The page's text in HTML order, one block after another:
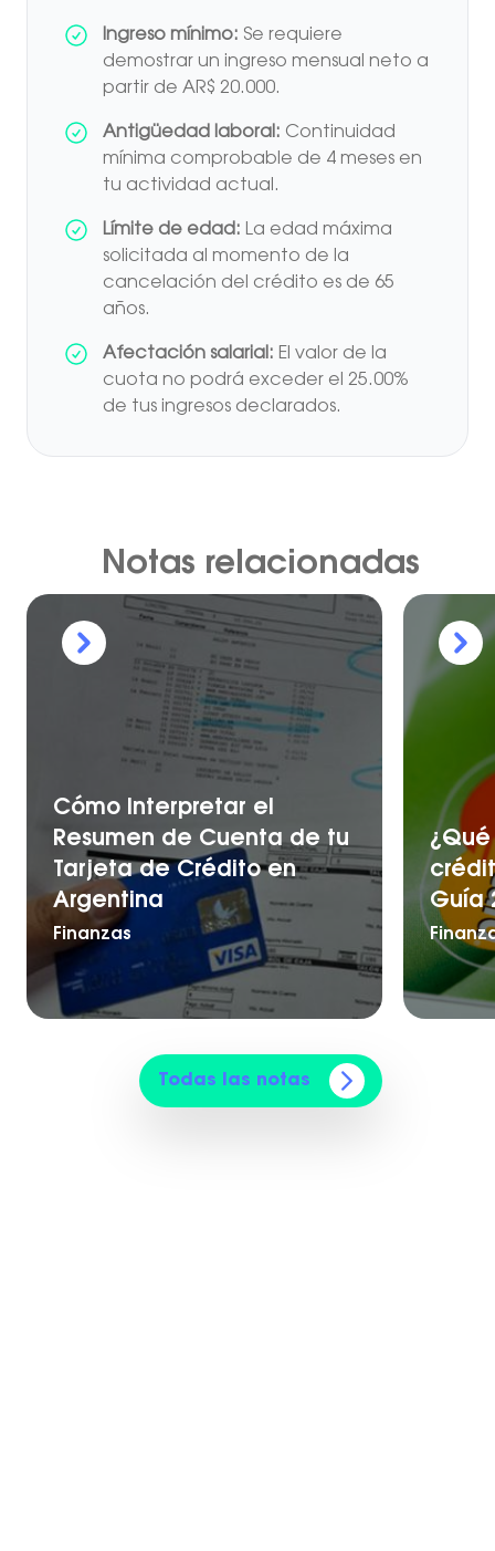
Ingreso mínimo: Se requiere
demostrar un ingreso mensual neto a
partir de AR$ 20.000.
Antigüedad laboral: Continuidad
mínima comprobable de 4 meses en
tu actividad actual.
Límite de edad: La edad máxima
solicitada al momento de la
cancelación del crédito es de 65
años.
Afectación salarial: El valor de la
cuota no podrá exceder el 25.00%
de tus ingresos declarados.
Notas relacionadas
Cómo Interpretar el
Resumen de Cuenta de tu
Tarjeta de Crédito en
Argentina
Finanzas
Guía
Todas las notas